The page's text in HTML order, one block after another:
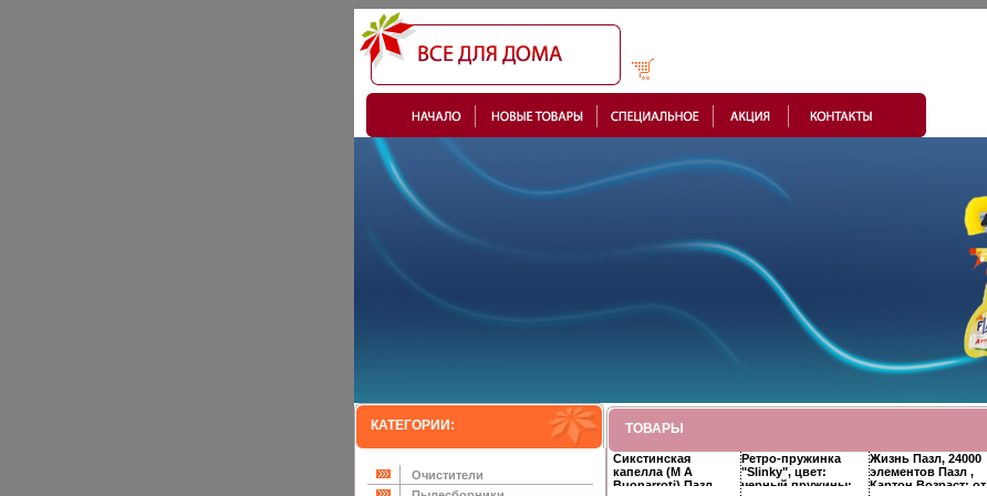
КАТЕГОРИИ:
Очистители
ТОВАРЫ
Сикстинская
капелла (M А
Buonarroti) Пазл,
Ретро-пружинка
"Slinky", цвет:
черный пружины:
Жизнь Пазл, 24000
элементов Пазл ,
Картон Возраст: от